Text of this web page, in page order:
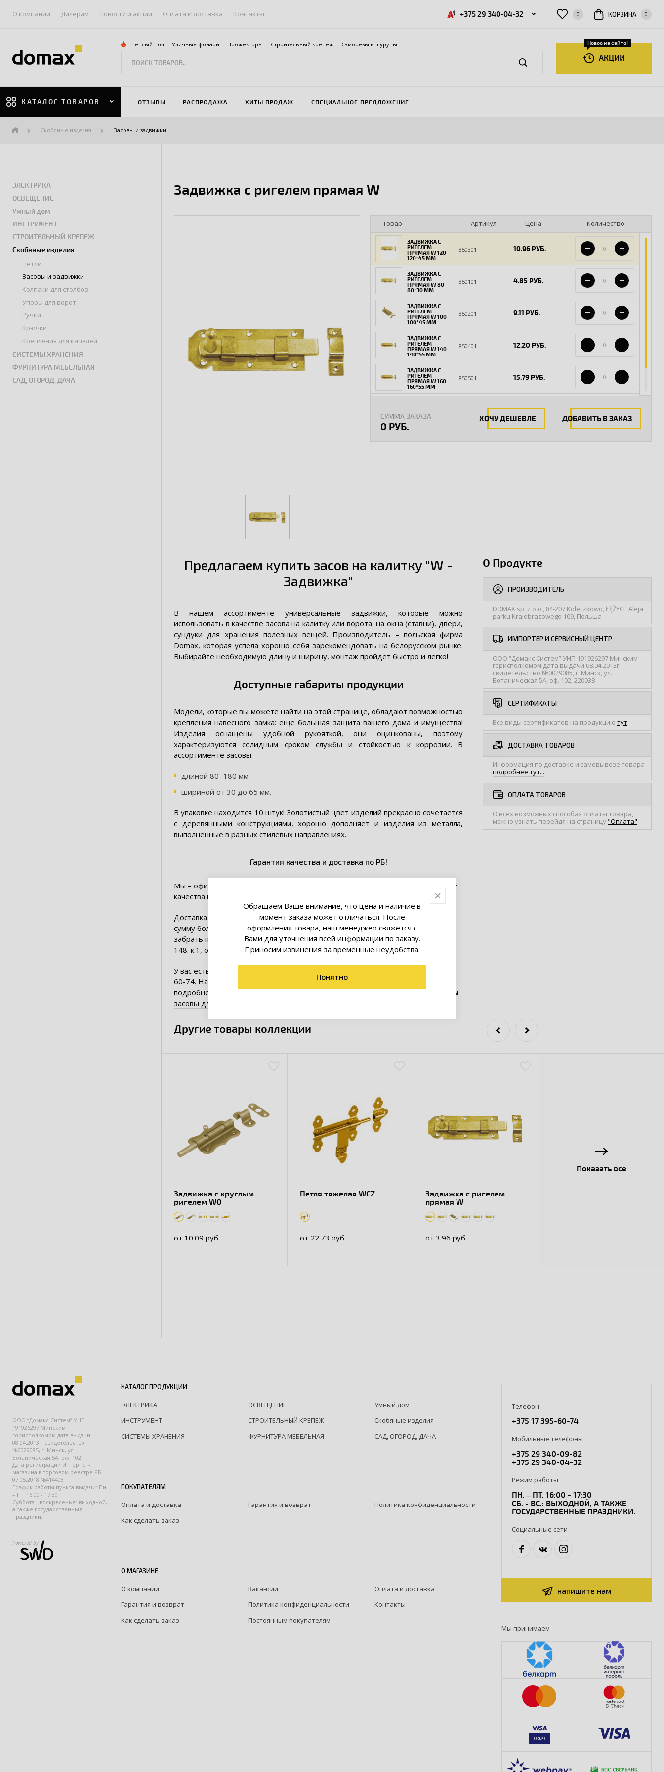
О компании Дилерам Новости и акции Оплата и доставка Контакты +375 29 340-04-32 0 КОРЗИНА 0
Теплый пол Уличные фонари Прожекторы Строительный крепеж Саморезы и шурупы
АКЦИИ
Новое на сайте!
КАТАЛОГ ТОВАРОВ ОТЗЫВЫ РАСПРОДАЖА ХИТЫ ПРОДАЖ СПЕЦИАЛЬНОЕ ПРЕДЛОЖЕНИЕ
Скобяные изделия Засовы и задвижки
ЭЛЕКТРИКА
ОСВЕЩЕНИЕ
Умный дом
ИНСТРУМЕНТ
СТРОИТЕЛЬНЫЙ КРЕПЕЖ
Скобяные изделия
Петли
Засовы и задвижки
Колпаки для столбов
Упоры для ворот
Ручки
Крючки
Крепления для качелей
СИСТЕМЫ ХРАНЕНИЯ
ФУРНИТУРА МЕБЕЛЬНАЯ
САД, ОГОРОД, ДАЧА
Задвижка с ригелем прямая W
Товар Артикул Цена Количество
ЗАДВИЖКА С
РИГЕЛЕМ
ПРЯМАЯ W 120
120*45 ММ
850301 10.96 РУБ.
ЗАДВИЖКА С
РИГЕЛЕМ
ПРЯМАЯ W 80
80*30 ММ
850101 4.85 РУБ.
ЗАДВИЖКА С
РИГЕЛЕМ
ПРЯМАЯ W 100
100*45 ММ
850201 9.11 РУБ.
ЗАДВИЖКА С
РИГЕЛЕМ
ПРЯМАЯ W 140
140*55 ММ
850401 12.20 РУБ.
ЗАДВИЖКА С
РИГЕЛЕМ
ПРЯМАЯ W 160
160*55 ММ
850501 15.79 РУБ.
ПРЯМАЯ W 180
180*65 ММ
20.90 РУБ.
СУММА ЗАКАЗА
0 РУБ.
ХОЧУ ДЕШЕВЛЕ ДОБАВИТЬ В ЗАКАЗ
Предлагаем купить засов на калитку "W -
Задвижка"
В нашем ассортименте универсальные задвижки, которые можно
использовать в качестве засова на калитку или ворота, на окна (ставни), двери,
сундуки для хранения полезных вещей. Производитель – польская фирма
Domax, которая успела хорошо себя зарекомендовать на белорусском рынке.
Выбирайте необходимую длину и ширину, монтаж пройдет быстро и легко!
Доступные габариты продукции
Модели, которые вы можете найти на этой странице, обладают возможностью
крепления навесного замка: еще большая защита вашего дома и имущества!
Изделия оснащены удобной рукояткой, они оцинкованы, поэтому
характеризуются солидным сроком службы и стойкостью к коррозии. В
ассортименте засовы:
длиной 80−180 мм;
шириной от 30 до 65 мм.
В упаковке находится 10 штук! Золотистый цвет изделий прекрасно сочетается
с деревянными конструкциями, хорошо дополняет и изделия из металла,
выполненные в разных стилевых направлениях.
Гарантия качества и доставка по РБ!
Мы – официальный дилер польской компании Domax в нашей стране, поэтому
качества и более низкие цены, чем у перекупщиков – гарантируем!
Доставка осуществляется за отдельную плату, но если вы сделаете заказ на
сумму более 150 рублей, то мы привезем его бесплатно! Если вы хотите
забрать покупку самостоятельно, то просто приезжайте по адресу ул.Гало, д.
148. к.1, оф. 1. Принимаем оплату наличными и картой: как вам удобнее.
У вас есть вопросы? Звоните по телефону: +375 (29) 340-09-82; +375 (17) 395-
60-74. Наши консультанты обязательно придут к вам на помощь: расскажут
подробнее об ассортименте и дадут ценный совет. Также у нас представлены
засовы для ворот
О Продукте
ПРОИЗВОДИТЕЛЬ
DOMAX sp. z o.o., 84-207 Koleczkowo, ŁĘŻYCE Aleja
parku Krajobrazowego 109, Польша
ИМПОРТЕР И СЕРВИСНЫЙ ЦЕНТР
ООО “Домакс Систем” УНП 191926297 Минским
горисполкомом дата выдачи 08.04.2013г.
свидетельство №0029085, г. Минск, ул.
Ботаническая 5А, оф. 102, 220038
СЕРТИФИКАТЫ
Все виды сертификатов на продукцию тут.
ДОСТАВКА ТОВАРОВ
Информация по доставке и самовывозе товара
подробнее тут...
ОПЛАТА ТОВАРОВ
О всех возможных способах оплаты товара,
можно узнать перейдя на страницу "Оплата"
Другие товары коллекции
Задвижка с круглым
ригелем WO
от 10.09 руб.
Петля тяжелая WCZ
от 22.73 руб.
Задвижка с ригелем
прямая W
от 3.96 руб.
Показать все
ООО “Домакс Систем” УНП
191926297 Минским
горисполкомом дата выдачи
08.04.2013г. свидетельство
№0029085, г. Минск, ул.
Ботаническая 5А, оф. 102
Дата регистрации Интернет-
магазина в торговом реестре РБ
07.05.2018 №414408
График работы пункта выдачи: Пн.
– Пт. 16:00 - 17:30
Суббота - воскресенье: выходной,
а также государственные
праздники.
Powered by
КАТАЛОГ ПРОДУКЦИИ
ЭЛЕКТРИКА ОСВЕЩЕНИЕ
Умный дом
ИНСТРУМЕНТ
СТРОИТЕЛЬНЫЙ КРЕПЕЖ
Скобяные изделия
СИСТЕМЫ ХРАНЕНИЯ
ФУРНИТУРА МЕБЕЛЬНАЯ САД, ОГОРОД, ДАЧА
ПОКУПАТЕЛЯМ
Оплата и доставка Гарантия и возврат
Политика конфиденциальности
Как сделать заказ
О МАГАЗИНЕ
О компании Вакансии
Оплата и доставка
Гарантия и возврат
Политика конфиденциальности
Контакты
Как сделать заказ
Постоянным покупателям
Телефон
+375 17 395-60-74
Мобильные телефоны
+375 29 340-09-82
+375 29 340-04-32
Режим работы
ПН. – ПТ. 16:00 - 17:30
СБ. - ВС.: ВЫХОДНОЙ, А ТАКЖЕ
ГОСУДАРСТВЕННЫЕ ПРАЗДНИКИ.
Социальные сети
напишите нам
Мы принимаем
Обращаем Ваше внимание, что цена и наличие в
момент заказа может отличаться. После
оформления товара, наш менеджер свяжется с
Вами для уточнения всей информации по заказу.
Приносим извинения за временные неудобства.
Понятно